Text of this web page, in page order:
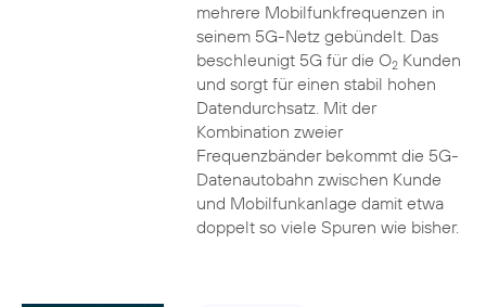
mehrere Mobilfunkfrequenzen in
seinem 5G-Netz gebündelt. Das
beschleunigt 5G für die O2Kunden
und sorgt für einen stabil hohen
Datendurchsatz. Mit der
Kombination zweier
Frequenzbänder bekommt die 5G-
Datenautobahn zwischen Kunde
und Mobilfunkanlage damit etwa
doppelt so viele Spuren wie bisher.